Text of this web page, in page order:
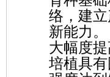
络，建
新能力。
大幅度
培植具